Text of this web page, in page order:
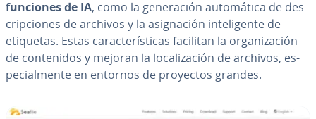
funciones de IA, como la ge­ne­ra­ción au­to­má­ti­ca de de­s­
cri­p­cio­nes de archivos y la asi­g­na­ción in­te­li­ge­n­te de
etiquetas. Estas ca­ra­c­te­rí­s­ti­cas facilitan la or­ga­ni­za­ción
de co­n­te­ni­dos y mejoran la lo­ca­li­za­ción de archivos, es­
pe­cia­l­me­n­te en entornos de proyectos grandes.